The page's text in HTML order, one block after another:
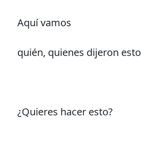
Aquí vamos
quién, quienes dijeron esto
¿Quieres hacer esto?